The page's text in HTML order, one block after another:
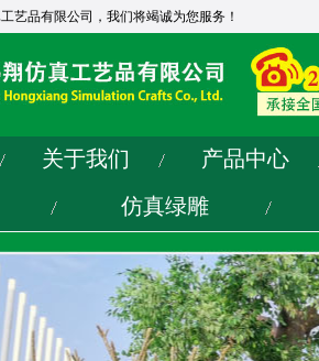
艺品有限公司，我们将竭诚为您服务！
关于我们
产品中心
仿真绿雕